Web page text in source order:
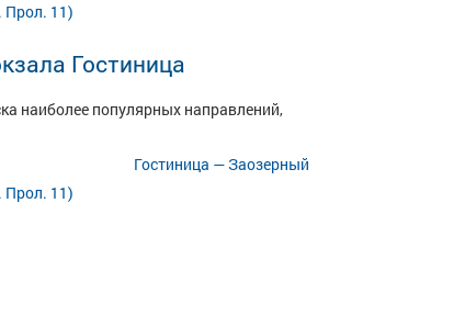
Прол. 11)
Гостиница
наиболее популярных направлений,
Гостиница — Заозерный
Прол. 11)